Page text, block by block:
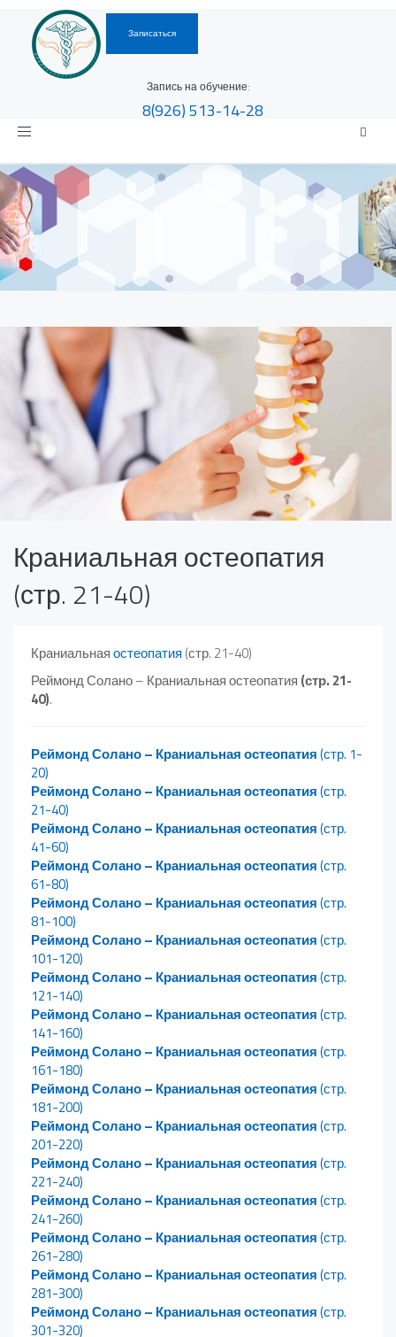
Записаться
Запись на обучение:
8(926)513-14-28
Toggle
Краниальная остеопатия
(стр. 21-40)
Краниальнаяостеопатия (стр. 21-40)
Реймонд Солано – Краниальная остеопатия (стр. 21-
40).
Реймонд Солано – Краниальная остеопатия(стр. 1-
20)
Реймонд Солано – Краниальная остеопатия(стр.
21-40)
Реймонд Солано – Краниальная остеопатия(стр.
41-60)
Реймонд Солано – Краниальная остеопатия(стр.
61-80)
Реймонд Солано – Краниальная остеопатия(стр.
81-100)
Реймонд Солано – Краниальная остеопатия(стр.
101-120)
Реймонд Солано – Краниальная остеопатия(стр.
121-140)
Реймонд Солано – Краниальная остеопатия(стр.
141-160)
Реймонд Солано – Краниальная остеопатия(стр.
161-180)
Реймонд Солано – Краниальная остеопатия(стр.
181-200)
Реймонд Солано – Краниальная остеопатия(стр.
201-220)
Реймонд Солано – Краниальная остеопатия(стр.
221-240)
Реймонд Солано – Краниальная остеопатия(стр.
241-260)
Реймонд Солано – Краниальная остеопатия(стр.
261-280)
Реймонд Солано – Краниальная остеопатия(стр.
281-300)
Реймонд Солано – Краниальная остеопатия(стр.
301-320)